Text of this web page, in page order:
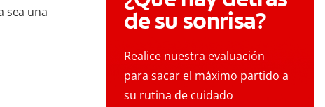
sea una
de su sonrisa?
Realice nuestra evaluación
para sacar el máximo partido a
su rutina de cuidado